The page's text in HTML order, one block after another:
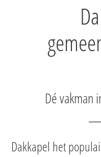
Dé vakman
Dakkapel het